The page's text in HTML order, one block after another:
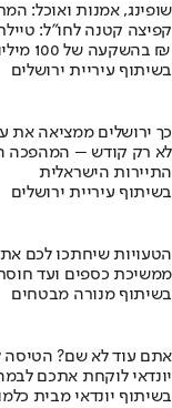
שופינג, אמנות ואוכל:
קפיצה קטנה לחו"ל:
בהשקעה של 100 מיליון ₪
בשיתוף עיריית ירושלים
כך ירושלים ממציאה את
לא רק קודש – המהפכה
התיירות הישראלית
בשיתוף עיריית ירושלים
הטעויות שיחתכו לכם
ממשיכת כספים ועד
בשיתוף מנורה מבטחים
אתם עוד לא שם? הטיסה
יונדאי לוקחת אתכם
בשיתוף יונדאי מבית